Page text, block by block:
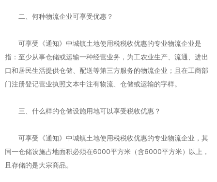
二、何种物流企业可享受优惠？
可享受《通知》中城镇土地使用税税收优惠的专业物流企业是
指：至少从事仓储或运输一种经营业务，为工农业生产、流通、进出
口和居民生活提供仓储、配送等第三方服务的物流企业；且在工商部
门注册登记营业执照文本中注有物流、仓储或运输的字样。
三、什么样的仓储设施用地可以享受税收优惠？
可享受《通知》中城镇土地使用税税收优惠的专业物流企业，其
同一仓储设施占地面积必须在6000平方米（含6000平方米）以上，
且存储的是大宗商品。